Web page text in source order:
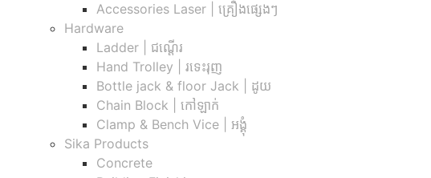
Accessories Laser | គ្រឿងផ្សេងៗ
Hardware
Ladder | ជណ្តើរ
Hand Trolley | រទេះរុញ
Bottle jack & floor Jack​ | ដូយ
Chain Block | កៅឡាក់
Clamp & Bench Vice | អង្គុំ
Sika Products
Concrete